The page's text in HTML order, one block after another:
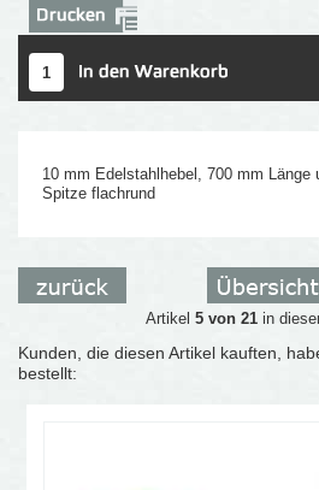
10 mm Edelstahlhebel, 700 mm Länge
Spitze flachrund
Artikel5 von 21 in
Kunden, die diesen Artikel kauften,
bestellt: